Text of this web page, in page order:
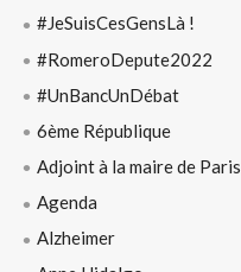
#JeSuisCesGensLà !
#RomeroDepute2022
#UnBancUnDébat
6ème République
Adjoint à la maire de Paris
Agenda
Alzheimer